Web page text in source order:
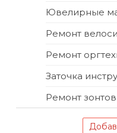
Ювелирные
Ремонт
Ремонт
Заточка
Ремонт зонтов